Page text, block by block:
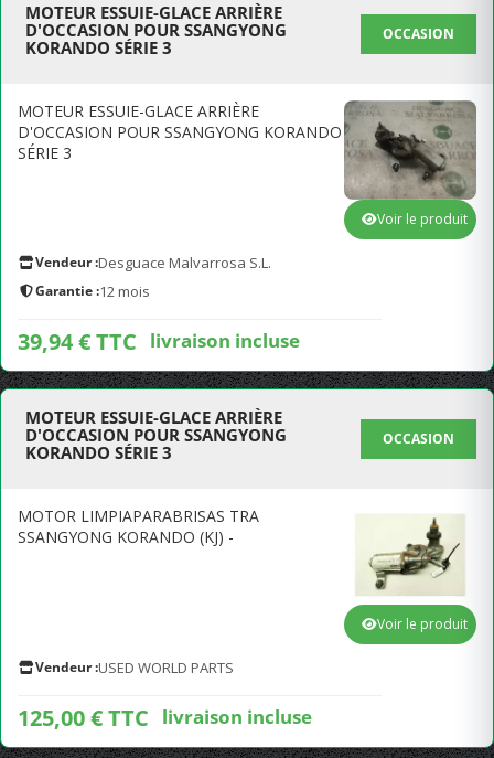
MOTEUR ESSUIE-GLACE ARRIÈRE
D'OCCASION POUR SSANGYONG
KORANDO SÉRIE 3
OCCASION
MOTEUR ESSUIE-GLACE ARRIÈRE
D'OCCASION POUR SSANGYONG KORANDO
SÉRIE 3
Vendeur :Desguace Malvarrosa S.L.
Garantie :12 mois
39,94 € TTC livraison incluse
Voir le produit
MOTEUR ESSUIE-GLACE ARRIÈRE
D'OCCASION POUR SSANGYONG
KORANDO SÉRIE 3
OCCASION
MOTOR LIMPIAPARABRISAS TRA
SSANGYONG KORANDO (KJ) -
Vendeur :USED WORLD PARTS
125,00 € TTC livraison incluse
Voir le produit